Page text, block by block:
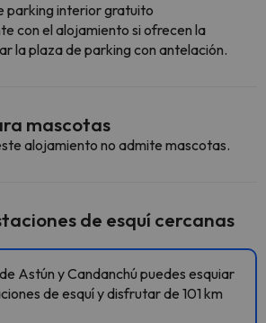
parking interior gratuito
con el alojamiento si ofrecen la
la plaza de parking con antelación.
mascotas
alojamiento no admite mascotas.
de esquí cercanas
Astún y Candanchú puedes esquiar
de esquí y disfrutar de 101 km